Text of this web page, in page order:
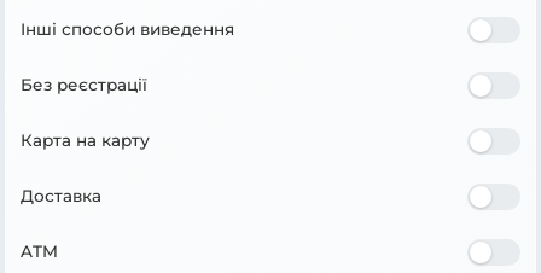
Інші способи виведення
Без реєстрації
Карта на карту
Доставка
ATM